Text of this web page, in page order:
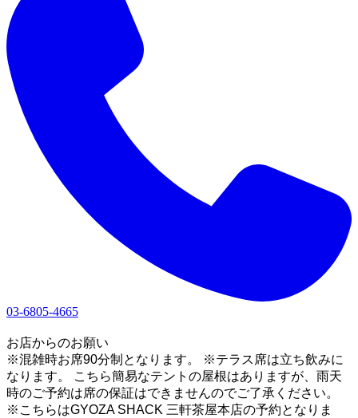
03-6805-4665
お店からのお願い
※混雑時お席90分制となります。 ※テラス席は立ち飲みに
なります。 こちら簡易なテントの屋根はありますが、雨天
時のご予約は席の保証はできませんのでご了承ください。
※こちらはGYOZA SHACK 三軒茶屋本店の予約となりま